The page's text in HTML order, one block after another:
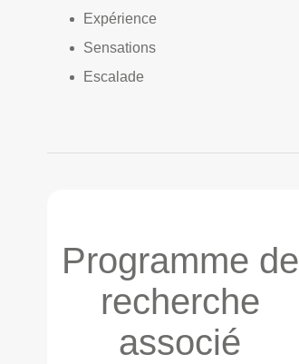
Expérience
Sensations
Escalade
Programme de
recherche
associé